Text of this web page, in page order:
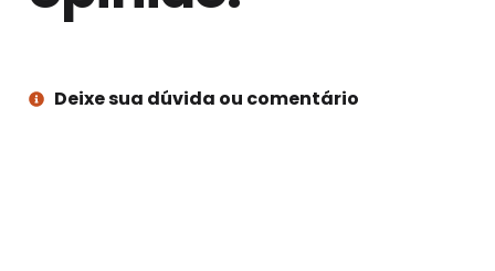
Deixe sua dúvida ou comentário